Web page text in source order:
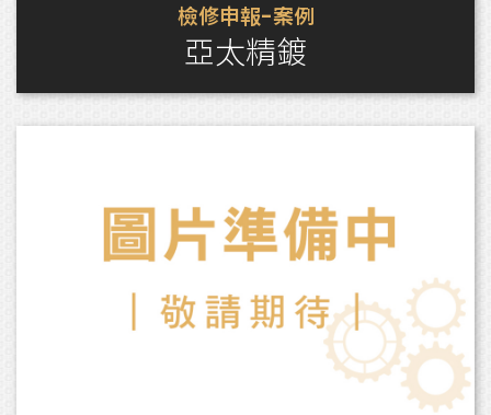
檢修申報-案例
亞太精鍍